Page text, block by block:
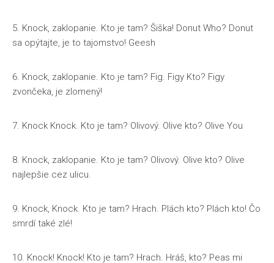
5. Knock, zaklopanie. Kto je tam? Šiška! Donut Who? Donut
sa opýtajte, je to tajomstvo! Geesh
6. Knock, zaklopanie. Kto je tam? Fig. Figy Kto? Figy
zvončeka, je zlomený!
7. Knock Knock. Kto je tam? Olivový. Olive kto? Olive You
8. Knock, zaklopanie. Kto je tam? Olivový. Olive kto? Olive
najlepšie cez ulicu.
9. Knock, Knock. Kto je tam? Hrach. Plách kto? Plách kto! Čo
smrdí také zlé!
10. Knock! Knock! Kto je tam? Hrach. Hráš, kto? Peas mi